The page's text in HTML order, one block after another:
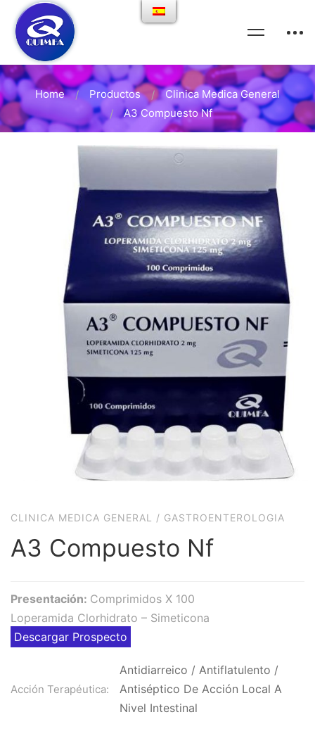
Home Productos
Clinica Medica General
A3 Compuesto Nf
CLINICA MEDICA GENERAL / GASTROENTEROLOGIA
A3 Compuesto Nf
Presentación: Comprimidos X 100
Loperamida Clorhidrato – Simeticona
Descargar Prospecto
Acción Terapéutica:
Antidiarreico / Antiflatulento /
Antiséptico De Acción Local A
Nivel Intestinal